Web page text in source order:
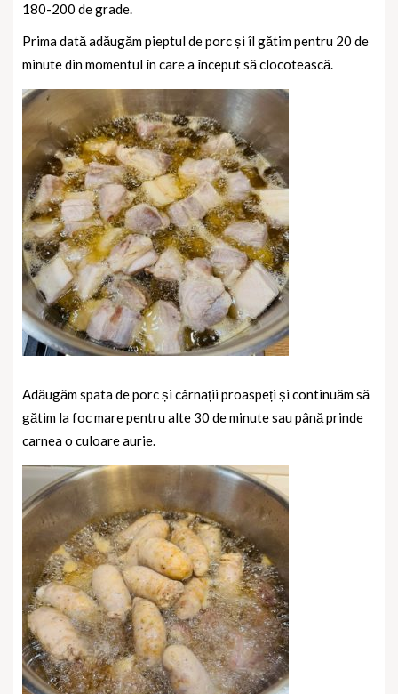
180-200 de grade.
Prima dată adăugăm pieptul de porc și îl gătim pentru 20 de
minute din momentul în care a început să clocotească.
Adăugăm spata de porc și cârnații proaspeți și continuăm să
gătim la foc mare pentru alte 30 de minute sau până prinde
carnea o culoare aurie.